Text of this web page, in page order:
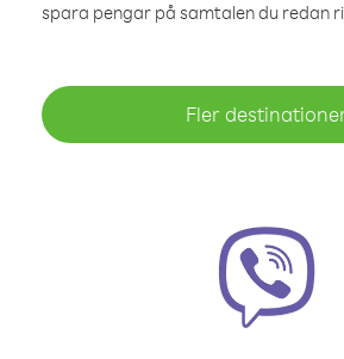
spara pengar på samtalen du redan
Fler